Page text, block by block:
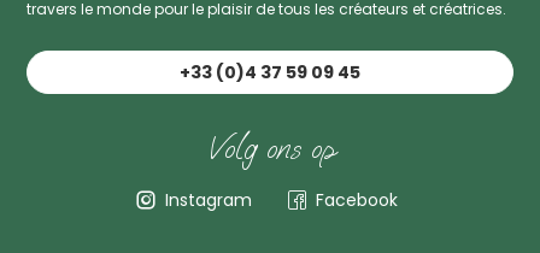
travers le monde pour le plaisir de tous les créateurs et créatrices.
+33 (0)4 37 59 09 45
Volg ons op
Instagram Facebook